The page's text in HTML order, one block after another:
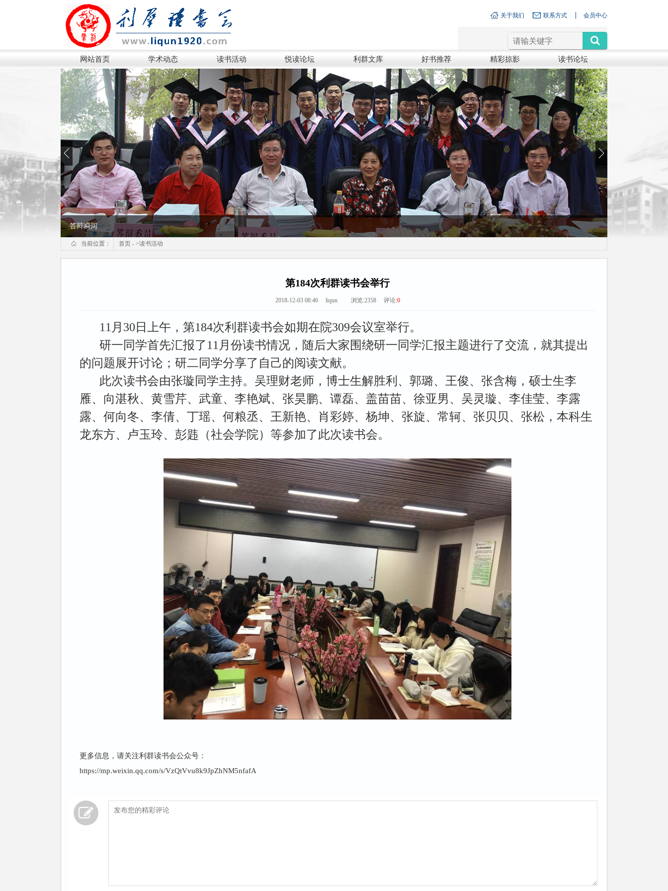
会员中心
联系方式
关于我们
网站首页 学术动态 读书活动 悦读论坛 利群文库 好书推荐 精彩掠影 读书论坛
答辩瞬间
当前位置： 首页 - >读书活动
第184次利群读书会举行
2018-12-03 08:46 liqun 浏览:2358评论:0
11月30日上午，第184次利群读书会如期在院309会议室举行。
研一同学首先汇报了11月份读书情况，随后大家围绕研一同学汇报主题进行了交流，就其提出
的问题展开讨论；研二同学分享了自己的阅读文献。
此次读书会由张璇同学主持。吴理财老师，博士生解胜利、郭璐、王俊、张含梅，硕士生李
雁、向湛秋、黄雪芹、武童、李艳斌、张昊鹏、谭磊、盖苗苗、徐亚男、吴灵璇、李佳莹、李露
露、何向冬、李倩、丁瑶、何粮丞、王新艳、肖彩婷、杨坤、张旋、常轲、张贝贝、张松 ，本科生
龙东方、卢玉玲、彭韪（社会学院）等参加了此次读书会。
更多信息，请关注利群读书会公众号：
https://mp.weixin.qq.com/s/VzQtVvu8k9JpZhNM5nfafA